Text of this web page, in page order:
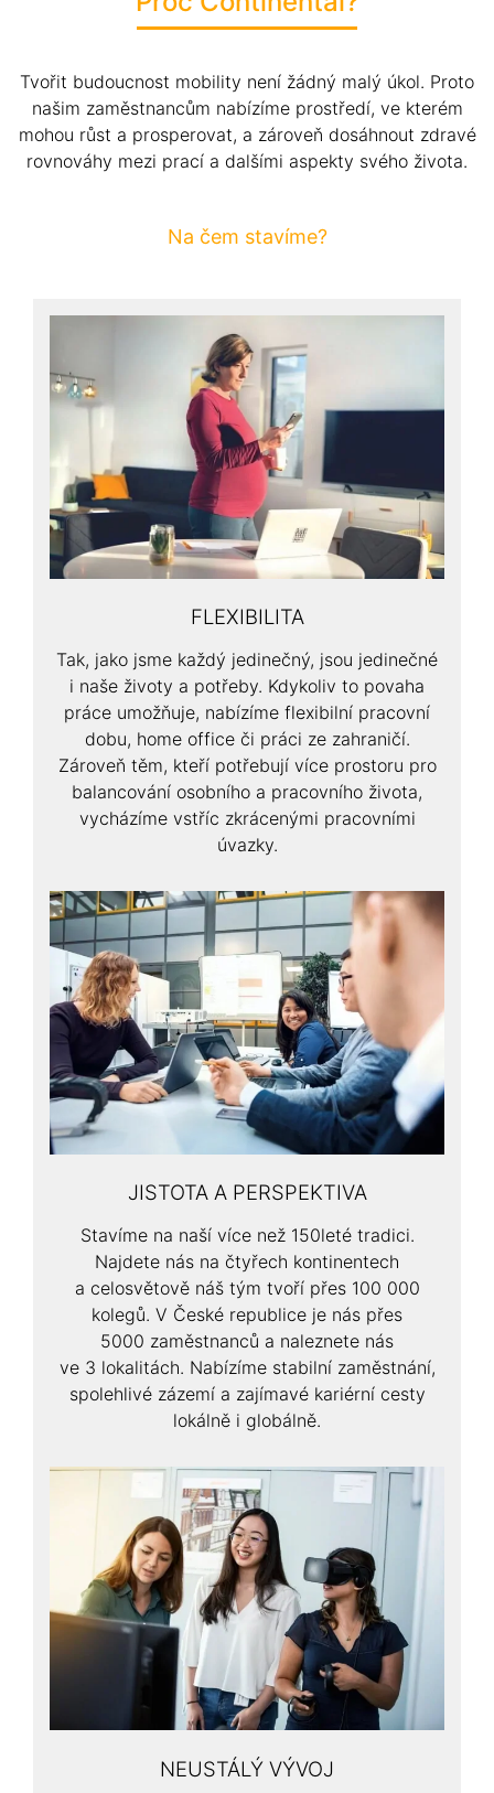
Tvořit budoucnost mobility není žádný malý úkol. Proto
našim zaměstnancům nabízíme prostředí, ve kterém
mohou růst a prosperovat, a zároveň dosáhnout zdravé
rovnováhy mezi prací a dalšími aspekty svého života.
Na čem stavíme?
FLEXIBILITA
Tak, jako jsme každý jedinečný, jsou jedinečné
i naše životy a potřeby. Kdykoliv to povaha
práce umožňuje, nabízíme flexibilní pracovní
dobu, home office či práci ze zahraničí.
Zároveň těm, kteří potřebují více prostoru pro
balancování osobního a pracovního života,
vycházíme vstříc zkrácenými pracovními
úvazky.
JISTOTA A PERSPEKTIVA
Stavíme na naší více než 150leté tradici.
Najdete nás na čtyřech kontinentech
a celosvětově náš tým tvoří přes 100 000
kolegů. V České republice je nás přes
5000 zaměstnanců a naleznete nás
ve 3 lokalitách. Nabízíme stabilní zaměstnání,
spolehlivé zázemí a zajímavé kariérní cesty
lokálně i globálně.
NEUSTÁLÝ VÝVOJ